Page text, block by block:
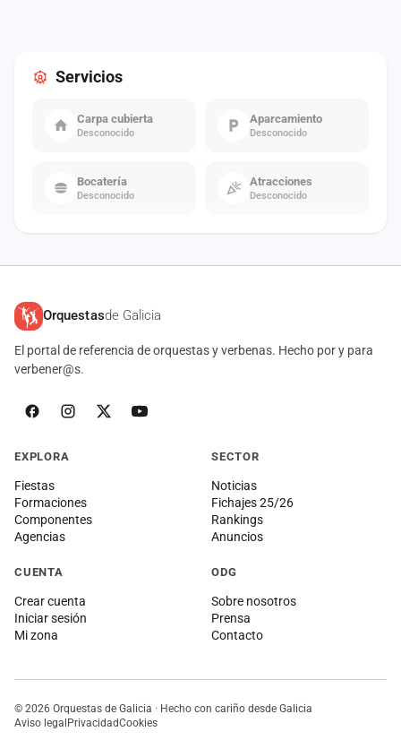
Servicios
Carpa cubierta
Desconocido
Aparcamiento
Desconocido
Bocatería
Desconocido
Atracciones
Desconocido
Orquestasde Galicia
El portal de referencia de orquestas y verbenas. Hecho por y para
verbener@s.
EXPLORA
Fiestas
Formaciones
Componentes
Agencias
SECTOR
Noticias
Fichajes 25/26
Rankings
Anuncios
CUENTA
Crear cuenta
Iniciar sesión
Mi zona
ODG
Sobre nosotros
Prensa
Contacto
© 2026 Orquestas de Galicia · Hecho con cariño desde Galicia
Aviso legalPrivacidadCookies